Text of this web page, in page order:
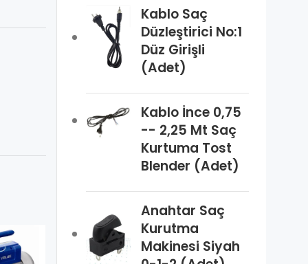
Kablo Saç
Düzleştirici No:1
Düz Girişli
(Adet)
Kablo İnce 0,75
-- 2,25 Mt Saç
Kurtuma Tost
Blender (Adet)
Anahtar Saç
Kurutma
Makinesi Siyah